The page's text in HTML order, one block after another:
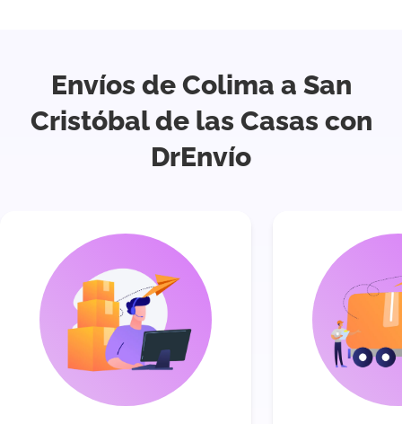
Envíos de Colima a San
Cristóbal de las Casas con
DrEnvío